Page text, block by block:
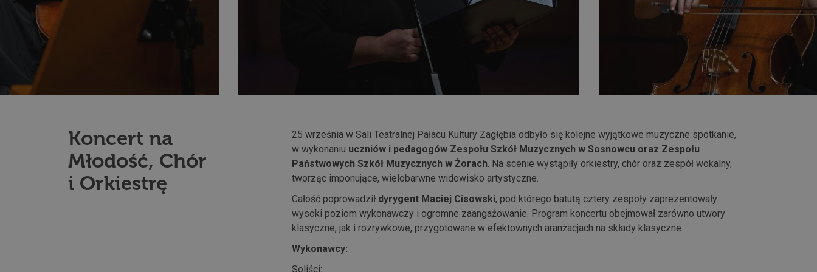
Koncert na
Młodość, Chór
i Orkiestrę
25 września w Sali Teatralnej Pałacu Kultury Zagłębia odbyło się kolejne wyjątkowe muzyczne spotkanie,
w wykonaniu uczniów i pedagogów Zespołu Szkół Muzycznych w Sosnowcu oraz Zespołu
Państwowych Szkół Muzycznych w Żorach. Na scenie wystąpiły orkiestry, chór oraz zespół wokalny,
tworząc imponujące, wielobarwne widowisko artystyczne.
Całość poprowadził dyrygent Maciej Cisowski, pod którego batutą cztery zespoły zaprezentowały
wysoki poziom wykonawczy i ogromne zaangażowanie. Program koncertu obejmował zarówno utwory
klasyczne, jak i rozrywkowe, przygotowane w efektownych aranżacjach na składy klasyczne.
Wykonawcy:
Soliści: